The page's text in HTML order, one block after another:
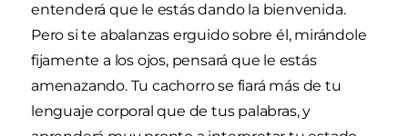
entenderá que le estás dando la bienvenida.
Pero si te abalanzas erguido sobre él, mirándole
fijamente a los ojos, pensará que le estás
amenazando. Tu cachorro se fiará más de tu
lenguaje corporal que de tus palabras, y